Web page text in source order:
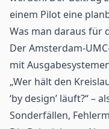
einem Pilot eine
Was man daraus für
Der Amsterdam-
mit
„Wer hält den
‘by design’ läuft?“ –
Sonderfällen,